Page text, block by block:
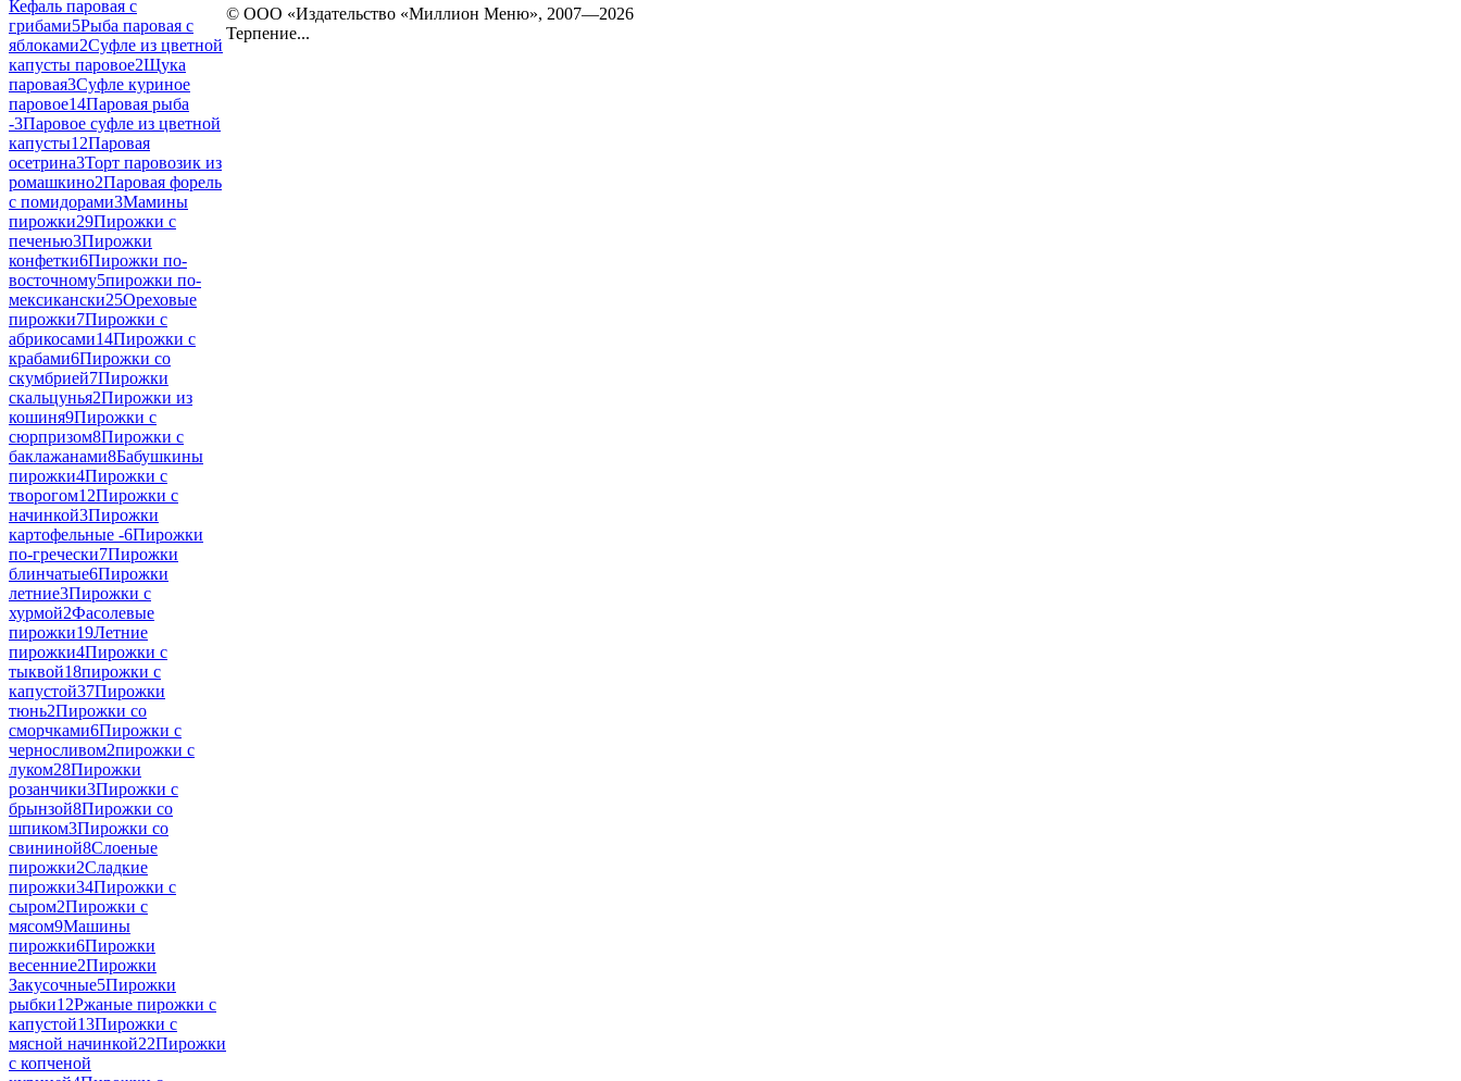
Кефаль паровая с
грибами5Рыба паровая с
яблоками2Суфле из цветной
капусты паровое2Щука
паровая3Суфле куриное
паровое14Паровая рыба
-3Паровое суфле из цветной
капусты12Паровая
осетрина3Торт паровозик из
ромашкино2Паровая форель
с помидорами3Мамины
пирожки29Пирожки с
печенью3Пирожки
конфетки6Пирожки по-
восточному5пирожки по-
мексикански25Ореховые
пирожки7Пирожки с
абрикосами14Пирожки с
крабами6Пирожки со
скумбрией7Пирожки
скальцунья2Пирожки из
кошиня9Пирожки с
сюрпризом8Пирожки с
баклажанами8Бабушкины
пирожки4Пирожки с
творогом12Пирожки с
начинкой3Пирожки
картофельные -6Пирожки
по-гречески7Пирожки
блинчатые6Пирожки
летние3Пирожки с
хурмой2Фасолевые
пирожки19Летние
пирожки4Пирожки с
тыквой18пирожки с
капустой37Пирожки
тюнь2Пирожки со
сморчками6Пирожки с
черносливом2пирожки с
луком28Пирожки
розанчики3Пирожки с
брынзой8Пирожки со
шпиком3Пирожки со
свининой8Слоеные
пирожки2Сладкие
пирожки34Пирожки с
сыром2Пирожки с
мясом9Машины
пирожки6Пирожки
весенние2Пирожки
Закусочные5Пирожки
рыбки12Ржаные пирожки с
капустой13Пирожки с
мясной начинкой22Пирожки
с копченой
© ООО «Издательство «Миллион Меню», 2007—2026
Терпение...